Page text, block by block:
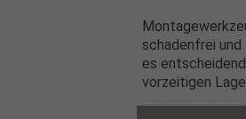
schadenfrei
es
vorzeitigen